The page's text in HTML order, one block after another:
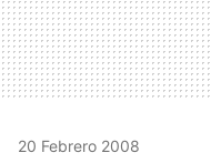
20 Febrero 2008